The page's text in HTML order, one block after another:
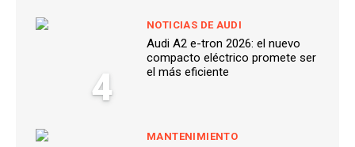
4
NOTICIAS DE AUDI
Audi A2 e-tron 2026: el nuevo
compacto eléctrico promete ser
el más eficiente
MANTENIMIENTO